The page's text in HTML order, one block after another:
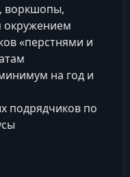
воркшопы,
окружением
«перстнями и
на год и
подрядчиков по